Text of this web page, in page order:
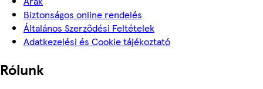
Biztonságos online rendelés
Általános Szerződési Feltételek
Adatkezelési és Cookie tájékoztató
Rólunk